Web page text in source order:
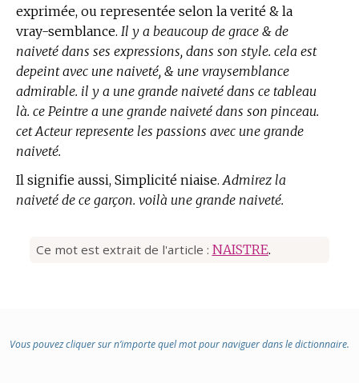
exprimée, ou representée selon la verité & la
vray-semblance. Il y a beaucoup de grace & de
naiveté dans ses expressions, dans son style. cela est
depeint avec une naiveté, & une vraysemblance
admirable. il y a une grande naiveté dans ce tableau
là. ce Peintre a une grande naiveté dans son pinceau.
cet Acteur represente les passions avec une grande
naiveté.
Il signifie aussi, Simplicité niaise. Admirez la
naiveté de ce garçon. voilà une grande naiveté.
Ce mot est extrait de l'article : NAISTRE.
Vous pouvez cliquer sur n’importe quel mot pour naviguer dans le dictionnaire.